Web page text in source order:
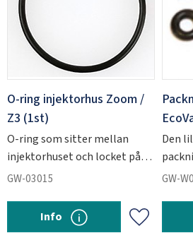
O-ring injektorhus Zoom /
Z3 (1st)
O-ring som sitter mellan
injektorhuset och locket på
Zoom-injektorn.
GW-03015
Add to
Info
Den
GW-